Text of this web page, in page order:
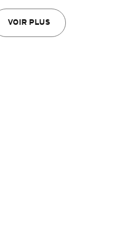
VOIR PLUS